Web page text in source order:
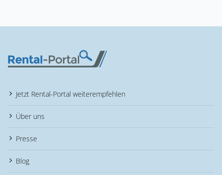
Jetzt Rental-Portal weiterempfehlen
Über uns
Presse
Blog